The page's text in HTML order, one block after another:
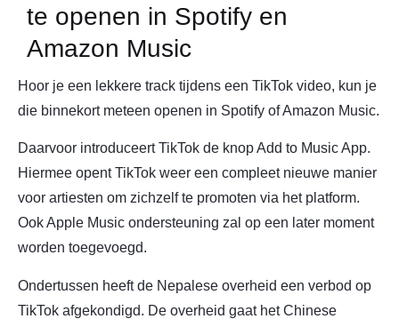
te openen in Spotify en
Amazon Music
Hoor je een lekkere track tijdens een TikTok video, kun je
die binnekort meteen openen in Spotify of Amazon Music.
Daarvoor introduceert TikTok de knop Add to Music App.
Hiermee opent TikTok weer een compleet nieuwe manier
voor artiesten om zichzelf te promoten via het platform.
Ook Apple Music ondersteuning zal op een later moment
worden toegevoegd.
Ondertussen heeft de Nepalese overheid een verbod op
TikTok afgekondigd. De overheid gaat het Chinese